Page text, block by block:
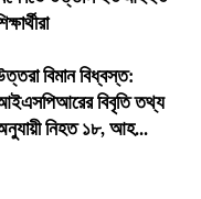
বিমান বিধ্বস্ত:
বিবৃতি তথ্য
নিহত ১৮, আহ...